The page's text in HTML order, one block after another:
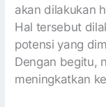
akan dilakukan
Hal tersebut
potensi yang
Dengan begitu,
meningkatkan